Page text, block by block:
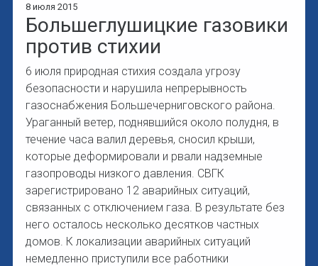
8 июля 2015
Большеглушицкие газовики
против стихии
6 июля природная стихия создала угрозу
безопасности и нарушила непрерывность
газоснабжения Большечерниговского района.
Ураганный ветер, поднявшийся около полудня, в
течение часа валил деревья, сносил крыши,
которые деформировали и рвали надземные
газопроводы низкого давления. СВГК
зарегистрировано 12 аварийных ситуаций,
связанных с отключением газа. В результате без
него осталось несколько десятков частных
домов. К локализации аварийных ситуаций
немедленно приступили все работники